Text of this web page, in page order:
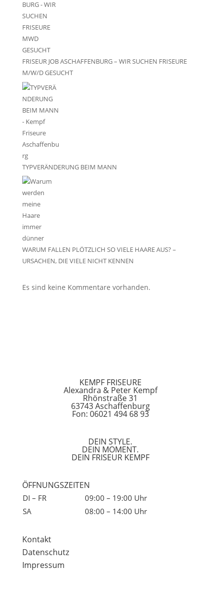
FRISEUR JOB ASCHAFFENBURG – WIR SUCHEN FRISEURE
M/W/D GESUCHT
TYPVERÄNDERUNG BEIM MANN
WARUM FALLEN PLÖTZLICH SO VIELE HAARE AUS? –
URSACHEN, DIE VIELE NICHT KENNEN
Es sind keine Kommentare vorhanden.
KEMPF FRISEURE
Alexandra & Peter Kempf
Rhönstraße 31
63743 Aschaffenburg
Fon: 06021 494 68 93
DEIN STYLE.
DEIN MOMENT.
DEIN FRISEUR KEMPF
ÖFFNUNGSZEITEN
DI – FR
09:00 – 19:00 Uhr
SA
08:00 – 14:00 Uhr
Kontakt
Datenschutz
Impressum